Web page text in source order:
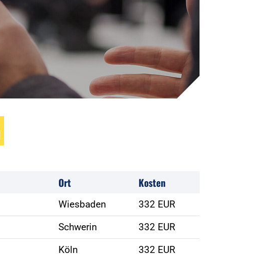
Ort Kosten
Wiesbaden
332 EUR
Schwerin
332 EUR
Köln
332 EUR